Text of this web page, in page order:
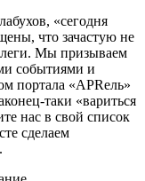
«сегодня
что зачастую не
Мы призываем
событиями и
портала «АPRель»
таки «вариться
нас в свой список
сделаем